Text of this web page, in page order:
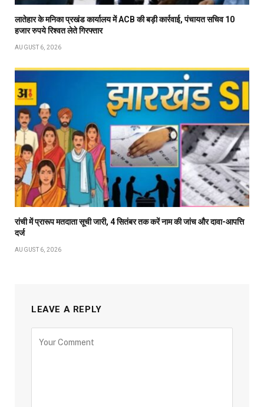
लातेहार के मनिका प्रखंड कार्यालय में ACB की बड़ी कार्रवाई, पंचायत सचिव 10
हजार रुपये रिश्वत लेते गिरफ्तार
AUGUST 6, 2026
रांची में प्रारूप मतदाता सूची जारी, 4 सितंबर तक करें नाम की जांच और दावा-आपत्ति
दर्ज
AUGUST 6, 2026
LEAVE A REPLY